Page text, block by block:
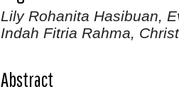
Lily Rohanita Hasibuan,
Indah Fitria Rahma,
Abstract